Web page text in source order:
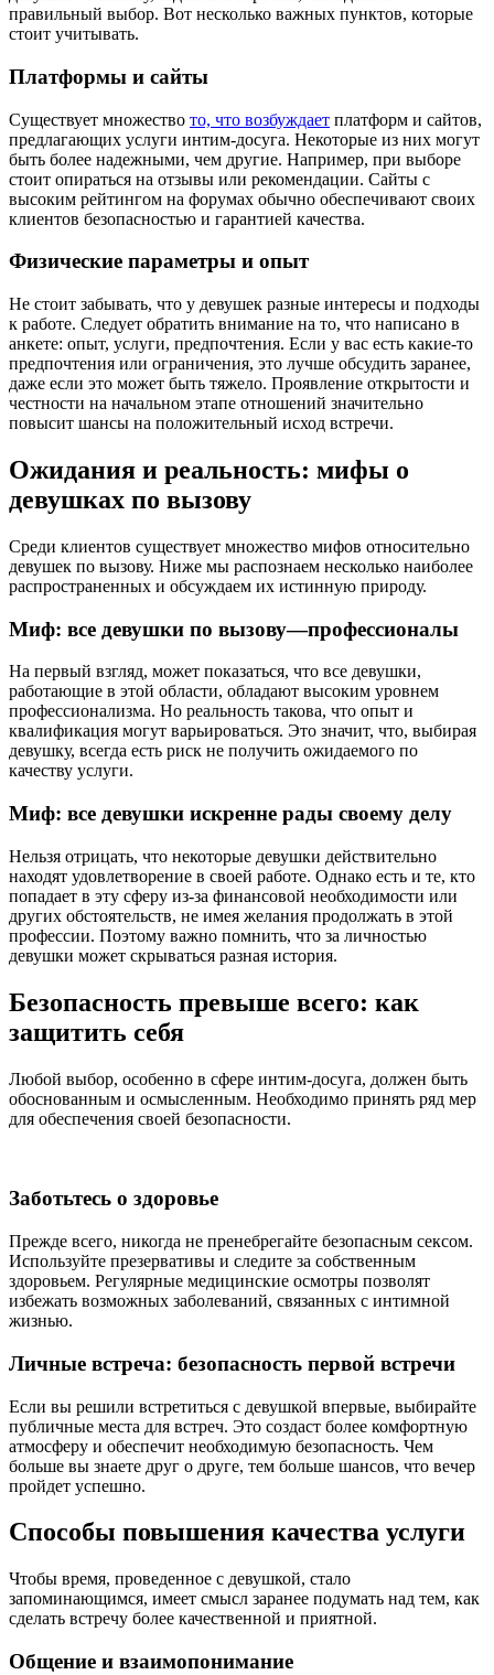
правильный выбор. Вот несколько важных пунктов, которые
стоит учитывать.
Платформы и сайты
Существует множество то, что возбуждает платформ и сайтов,
предлагающих услуги интим-досуга. Некоторые из них могут
быть более надежными, чем другие. Например, при выборе
стоит опираться на отзывы или рекомендации. Сайты с
высоким рейтингом на форумах обычно обеспечивают своих
клиентов безопасностью и гарантией качества.
Физические параметры и опыт
Не стоит забывать, что у девушек разные интересы и подходы
к работе. Следует обратить внимание на то, что написано в
анкете: опыт, услуги, предпочтения. Если у вас есть какие-то
предпочтения или ограничения, это лучше обсудить заранее,
даже если это может быть тяжело. Проявление открытости и
честности на начальном этапе отношений значительно
повысит шансы на положительный исход встречи.
Ожидания и реальность: мифы о
девушках по вызову
Среди клиентов существует множество мифов относительно
девушек по вызову. Ниже мы распознаем несколько наиболее
распространенных и обсуждаем их истинную природу.
Миф: все девушки по вызову—профессионалы
На первый взгляд, может показаться, что все девушки,
работающие в этой области, обладают высоким уровнем
профессионализма. Но реальность такова, что опыт и
квалификация могут варьироваться. Это значит, что, выбирая
девушку, всегда есть риск не получить ожидаемого по
качеству услуги.
Миф: все девушки искренне рады своему делу
Нельзя отрицать, что некоторые девушки действительно
находят удовлетворение в своей работе. Однако есть и те, кто
попадает в эту сферу из-за финансовой необходимости или
других обстоятельств, не имея желания продолжать в этой
профессии. Поэтому важно помнить, что за личностью
девушки может скрываться разная история.
Безопасность превыше всего: как
защитить себя
Любой выбор, особенно в сфере интим-досуга, должен быть
обоснованным и осмысленным. Необходимо принять ряд мер
для обеспечения своей безопасности.
Заботьтесь о здоровье
Прежде всего, никогда не пренебрегайте безопасным сексом.
Используйте презервативы и следите за собственным
здоровьем. Регулярные медицинские осмотры позволят
избежать возможных заболеваний, связанных с интимной
жизнью.
Личные встреча: безопасность первой встречи
Если вы решили встретиться с девушкой впервые, выбирайте
публичные места для встреч. Это создаст более комфортную
атмосферу и обеспечит необходимую безопасность. Чем
больше вы знаете друг о друге, тем больше шансов, что вечер
пройдет успешно.
Способы повышения качества услуги
Чтобы время, проведенное с девушкой, стало
запоминающимся, имеет смысл заранее подумать над тем, как
сделать встречу более качественной и приятной.
Общение и взаимопонимание